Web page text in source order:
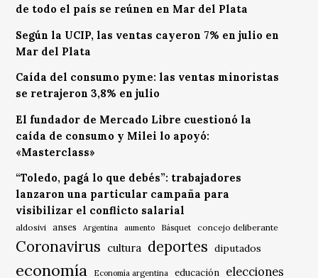
de todo el país se reúnen en Mar del Plata
Según la UCIP, las ventas cayeron 7% en julio en
Mar del Plata
Caída del consumo pyme: las ventas minoristas
se retrajeron 3,8% en julio
El fundador de Mercado Libre cuestionó la
caída de consumo y Milei lo apoyó:
«Masterclass»
“Toledo, pagá lo que debés”: trabajadores
lanzaron una particular campaña para
visibilizar el conflicto salarial
aldosivi anses Argentina aumento Básquet concejo deliberante
Coronavirus cultura deportes diputados
economía Economía argentina educación elecciones